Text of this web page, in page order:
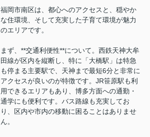
福岡市南区は、都心へのアクセスと、穏やか
な住環境、そして充実した子育て環境が魅力
のエリアです。
まず、**交通利便性**について。西鉄天神大牟
田線が区内を縦断し、特に「大橋駅」は特急
も停まる主要駅で、天神まで最短6分と非常に
アクセスが良いのが特徴です。JR笹原駅も利
用できるエリアもあり、博多方面への通勤・
通学にも便利です。バス路線も充実してお
り、区内や市内の移動に困ることはありませ
ん。